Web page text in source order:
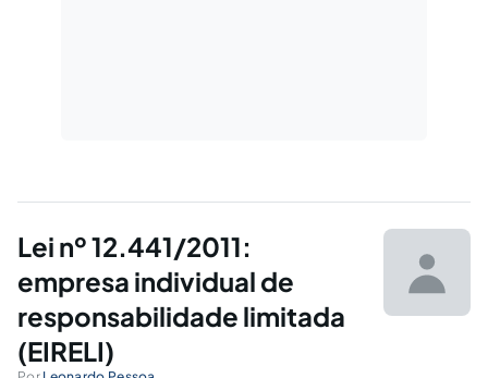
Lei nº 12.441/2011:
empresa individual de
responsabilidade limitada
(EIRELI)